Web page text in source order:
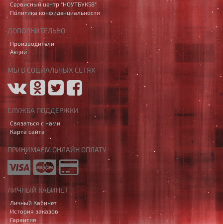
Сервисный центр "НОУТБУК58"
Политика конфиденциальности
ДОПОЛНИТЕЛЬНО
Производители
Акции
МЫ В СОЦИАЛЬНЫХ СЕТЯХ
СЛУЖБА ПОДДЕРЖКИ
Связаться с нами
Карта сайта
ПРИНИМАЕМ ОНЛАЙН ОПЛАТУ
ЛИЧНЫЙ КАБИНЕТ
Личный Кабинет
История заказов
Гарантия